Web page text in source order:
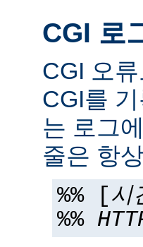
CGI 로
CGI 오
CGI를
는 로그
줄은 항
%% [시
%%